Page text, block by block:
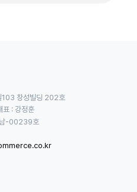
103 창성빌딩 202호
표 : 강정훈
남-00239호